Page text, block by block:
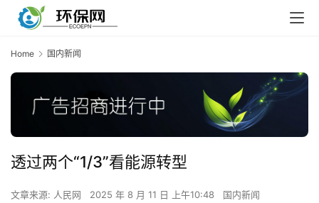
Home 国内新闻
透过两个“1/3”看能源转型
文章来源: 人民网 2025 年 8 月 11 日 上午10:48 国内新闻